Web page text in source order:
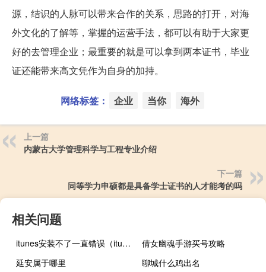
源，结识的人脉可以带来合作的关系，思路的打开，对海
外文化的了解等，掌握的运营手法，都可以有助于大家更
好的去管理企业；最重要的就是可以拿到两本证书，毕业
证还能带来高文凭作为自身的加持。
网络标签： 企业 当你 海外
上一篇
内蒙古大学管理科学与工程专业介绍
下一篇
同等学力申硕都是具备学士证书的人才能考的吗
相关问题
itunes安装不了一直错误（itunes安装不了）
倩女幽魂手游买号攻略
延安属于哪里
聊城什么鸡出名